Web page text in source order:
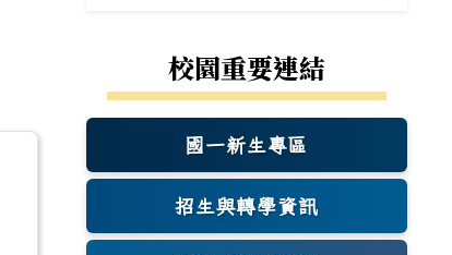
校園重要連結
國一新生專區
(另開新視窗)
招生與轉學資訊